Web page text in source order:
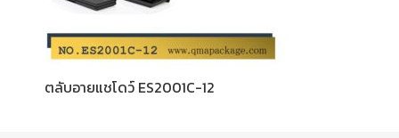
ตลับอายแชโดว์ ES2001C-12